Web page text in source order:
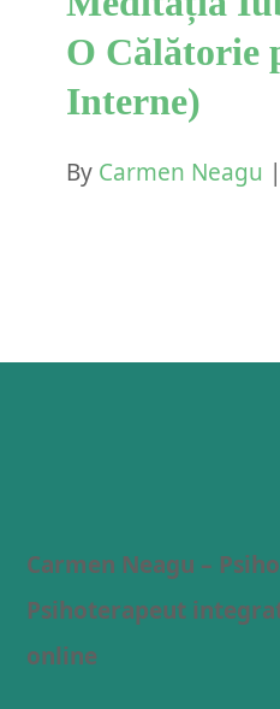
O Călătorie
Interne)
By Carmen Neagu |
Carmen Neagu –
Psihoterapeut
online